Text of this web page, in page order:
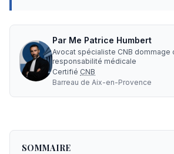
Par Me Patrice Humbert
Avocat spécialiste CNB dommage
responsabilité médicale
Certifié CNB
Barreau de Aix-en-Provence
SOMMAIRE